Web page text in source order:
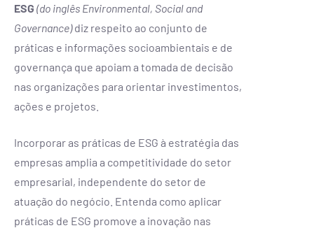
ESG (do inglês Environmental, Social and
Governance)diz respeito ao conjunto de
práticas e informações socioambientais e de
governança que apoiam a tomada de decisão
nas organizações para orientar investimentos,
ações e projetos.
Incorporar as práticas de ESG à estratégia das
empresas amplia a competitividade do setor
empresarial, independente do setor de
atuação do negócio. Entenda como aplicar
práticas de ESG promove a inovação nas